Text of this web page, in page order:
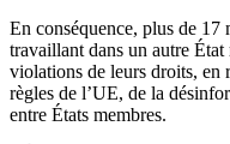
En conséquence, plus de
travaillant dans un autre État
violations de leurs droits, en
règles de l’UE, de la
entre États membres.